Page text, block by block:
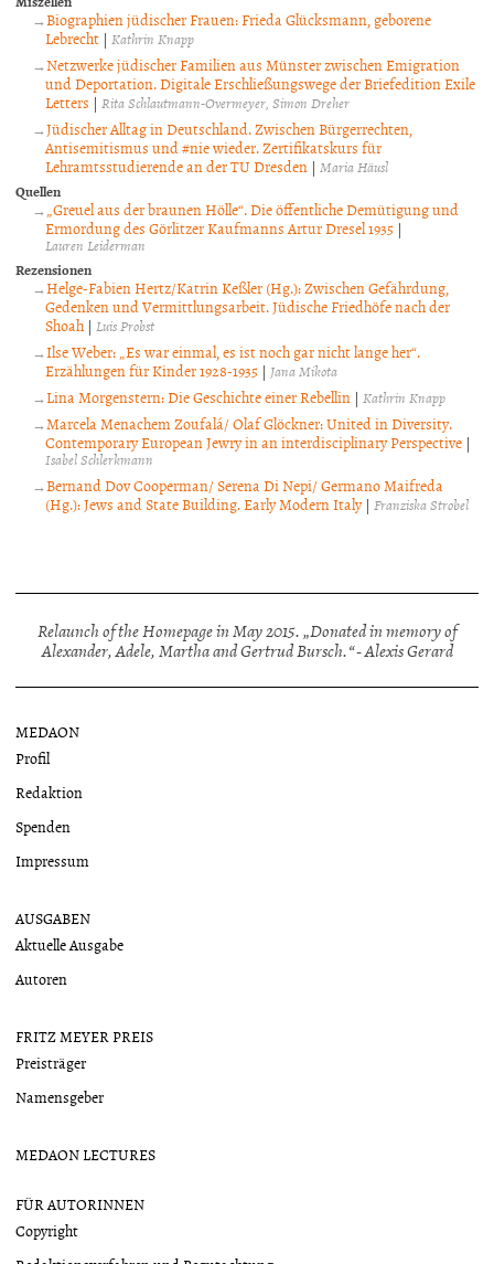
Biographien jüdischer Frauen: Frieda Glücksmann, geborene
Lebrecht | Kathrin Knapp
Netzwerke jüdischer Familien aus Münster zwischen Emigration
und Deportation. Digitale Erschließungswege der Briefedition Exile
Letters | Rita Schlautmann-Overmeyer Simon Dreher
Jüdischer Alltag in Deutschland. Zwischen Bürgerrechten,
Antisemitismus und #nie wieder. Zertifikatskurs für
Lehramtsstudierende an der TU Dresden | Maria Häusl
Quellen
„Greuel aus der braunen Hölle“. Die öffentliche Demütigung und
Ermordung des Görlitzer Kaufmanns Artur Dresel 1935 |
Lauren Leiderman
Rezensionen
Helge-Fabien Hertz/Katrin Keßler (Hg.): Zwischen Gefährdung,
Gedenken und Vermittlungsarbeit. Jüdische Friedhöfe nach der
Shoah | Luis Probst
Ilse Weber: „Es war einmal, es ist noch gar nicht lange her“.
Erzählungen für Kinder 1928-1935 | Jana Mikota
Lina Morgenstern: Die Geschichte einer Rebellin |Kathrin Knapp
Marcela Menachem Zoufalá/ Olaf Glöckner: United in Diversity.
Contemporary European Jewry in an interdisciplinary Perspective |
Isabel Schlerkmann
Bernand Dov Cooperman/ Serena Di Nepi/ Germano Maifreda
(Hg.): Jews and State Building. Early Modern Italy| Franziska Strobel
Relaunch of the Homepage in May 2015. „Donated in memory of
Alexander, Adele, Martha and Gertrud Bursch.“ - Alexis Gerard
MEDAON
Profil
Redaktion
Spenden
Impressum
AUSGABEN
Aktuelle Ausgabe
Autoren
FRITZ MEYER PREIS
Preisträger
Namensgeber
MEDAON LECTURES
FÜR AUTORINNEN
Copyright